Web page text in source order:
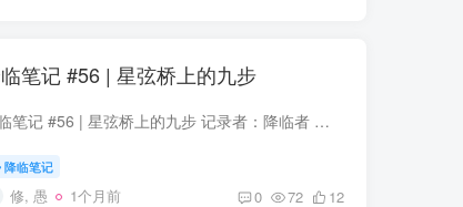
笔记 #56 | 星弦桥上的九步
降临笔记 #56 | 星弦桥上的九步 记录者：降临者 织远 记录时间：拉古历 第7周期第204年，霜季第3日 地点：第四维度与第五维度交界处，星弦桥遗迹区 我是为了一块石头去的。 更准确地说，我是为...
降临笔记
修, 愚 1个月前 0 72 12